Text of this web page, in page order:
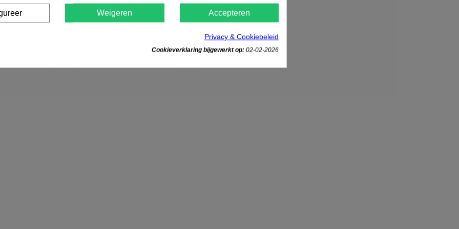
Weigeren Accepteren
Privacy & Cookiebeleid
Cookieverklaring bijgewerkt op: 02-02-2026